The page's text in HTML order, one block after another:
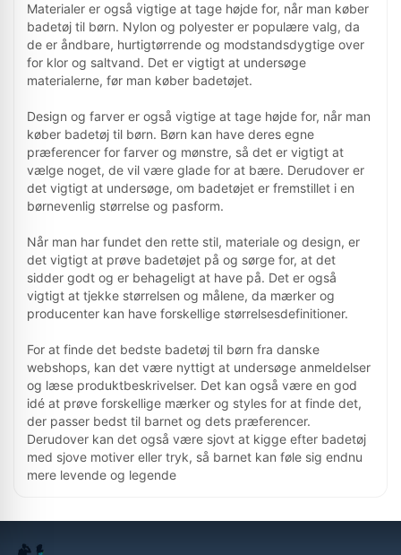
FedtTøj samler produkter fra webshops, opdaterer
prisdata løbende og bruger produktdata til at gøre
udvalget lettere at sammenligne. Butikker kan ikke
købe sig til topplaceringer.
Data & priser
Priser, lagerstatus og produktdata opdateres
automatisk. Webshoppens aktuelle pris er altid den
gældende.
Sortering bygger på relevans, pris, data, kategori,
brand og aktualitet – ikke betalt placering.
Affiliate
og køber. Det ændrer ikke prisen for dig.
Metode
Læs hvordan vi arbejder med produktfeeds,
prisdata, guides og redaktionelle vurderinger.
købe badetøj til børnene! Men hvor skal man købe det
fra? Heldigvis findes der et utal af danske webshops,
Materialer er også vigtige at tage højde for, når man køber
badetøj til børn. Nylon og polyester er populære valg, da
de er åndbare, hurtigtørrende og modstandsdygtige over
for klor og saltvand. Det er vigtigt at undersøge
materialerne, før man køber badetøjet.
Design og farver er også vigtige at tage højde for, når man
køber badetøj til børn. Børn kan have deres egne
præferencer for farver og mønstre, så det er vigtigt at
vælge noget, de vil være glade for at bære. Derudover er
det vigtigt at undersøge, om badetøjet er fremstillet i en
børnevenlig størrelse og pasform.
Når man har fundet den rette stil, materiale og design, er
det vigtigt at prøve badetøjet på og sørge for, at det
sidder godt og er behageligt at have på. Det er også
vigtigt at tjekke størrelsen og målene, da mærker og
producenter kan have forskellige størrelsesdefinitioner.
For at finde det bedste badetøj til børn fra danske
webshops, kan det være nyttigt at undersøge anmeldelser
og læse produktbeskrivelser. Det kan også være en god
idé at prøve forskellige mærker og styles for at finde det,
der passer bedst til barnet og dets præferencer.
Derudover kan det også være sjovt at kigge efter badetøj
med sjove motiver eller tryk, så barnet kan føle sig endnu
mere levende og legende